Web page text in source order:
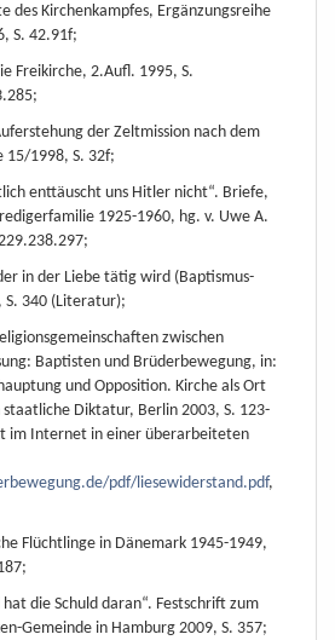
des Kirchenkampfes, Ergänzungsreihe
S. 42.91f;
Freikirche, 2.Aufl. 1995, S.
der Zeltmission nach dem
15/1998, S. 32f;
enttäuscht uns Hitler nicht“. Briefe,
1925-1960, hg. v. Uwe A.
in der Liebe tätig wird (Baptismus-
S. 340 (Literatur);
zwischen
Baptisten und Brüderbewegung, in:
und Opposition. Kirche als Ort
Diktatur, Berlin 2003, S. 123-
im Internet in einer überarbeiteten
pdf/liesewiderstand.pdf,
Flüchtlinge in Dänemark 1945-1949,
die Schuld daran“. Festschrift zum
Gemeinde in Hamburg 2009, S. 357;